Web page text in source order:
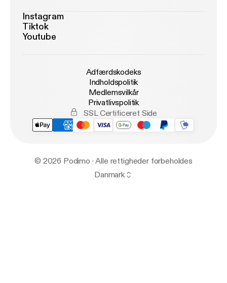
Instagram
Tiktok
Youtube
Adfærdskodeks
Indholdspolitik
Medlemsvilkår
Privatlivspolitik
SSL Certificeret Side
© 2026 Podimo · Alle rettigheder forbeholdes
Danmark